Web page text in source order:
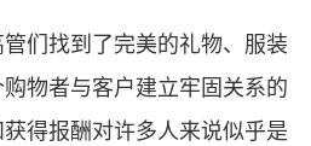
们找到了完美的礼物、服装
物者与客户建立牢固关系的
得报酬对许多人来说似乎是